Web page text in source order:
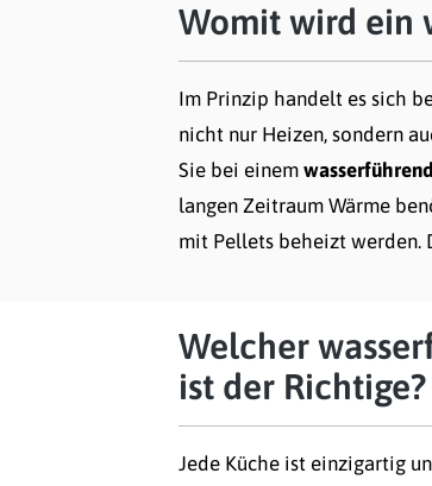
Womit wird ein
Im Prinzip handelt es sich
nicht nur Heizen, sondern
Sie bei einem
langen Zeitraum Wärme
mit Pellets beheizt werden.
Welcher
ist der Richtige?
Jede Küche ist einzigartig